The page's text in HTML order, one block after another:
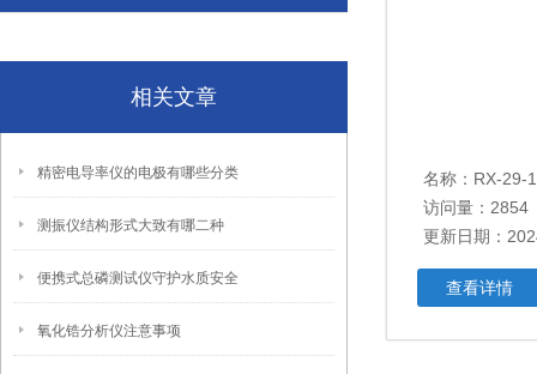
相关文章
精密电导率仪的电极有哪些分类
测振仪结构形式大致有哪二种
便携式总磷测试仪守护水质安全
氧化锆分析仪注意事项
访问量：2854
更新日期：
查看详情